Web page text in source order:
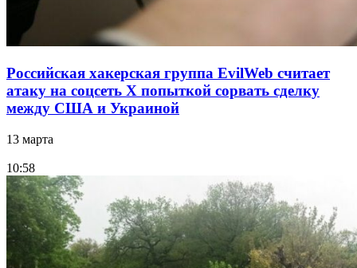
Российская хакерская группа EvilWeb считает
атаку на соцсеть Х попыткой сорвать сделку
между США и Украиной
13 марта
10:58